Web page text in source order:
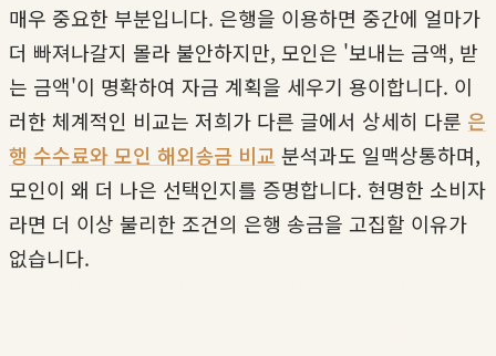
매우 중요한 부분입니다. 은행을 이용하면 중간에 얼마가
더 빠져나갈지 몰라 불안하지만, 모인은 '보내는 금액, 받
는 금액'이 명확하여 자금 계획을 세우기 용이합니다. 이
러한 체계적인 비교는 저희가 다른 글에서 상세히 다룬 은
행 수수료와 모인 해외송금 비교 분석과도 일맥상통하며,
모인이 왜 더 나은 선택인지를 증명합니다. 현명한 소비자
라면 더 이상 불리한 조건의 은행 송금을 고집할 이유가
없습니다.